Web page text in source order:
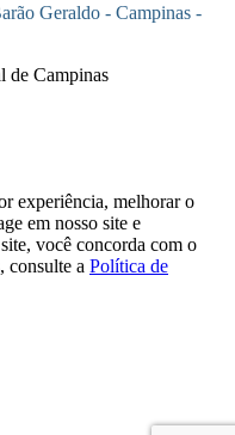
Geraldo - Campinas -
de Campinas
experiência, melhorar o
em nosso site e
você concorda com o
consulte a Política de